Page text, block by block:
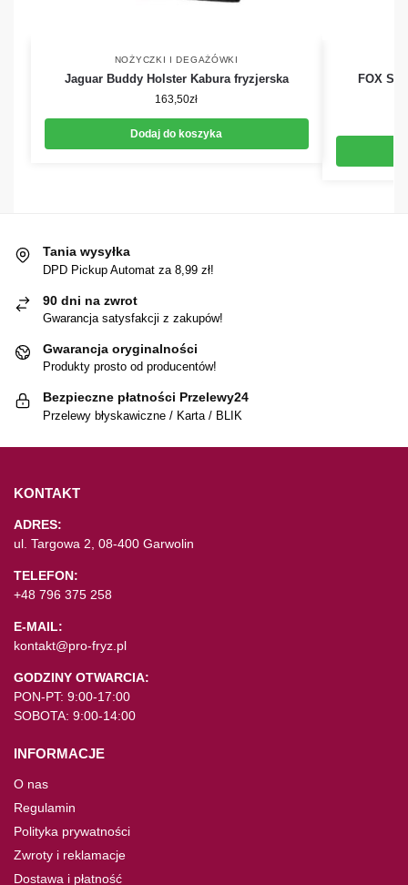
NOŻYCZKI I DEGAŻÓWKI
Jaguar Buddy Holster Kabura fryzjerska
163,50zł
Dodaj do koszyka
FOX
Tania wysyłka
DPD Pickup Automat za 8,99 zł!
90 dni na zwrot
Gwarancja satysfakcji z zakupów!
Gwarancja oryginalności
Produkty prosto od producentów!
Bezpieczne płatności Przelewy24
Przelewy błyskawiczne / Karta / BLIK
KONTAKT
ADRES:
ul. Targowa 2, 08-400 Garwolin
TELEFON:
+48 796 375 258
E-MAIL:
kontakt@pro-fryz.pl
GODZINY OTWARCIA:
PON-PT: 9:00-17:00
SOBOTA: 9:00-14:00
INFORMACJE
O nas
Regulamin
Polityka prywatności
Zwroty i reklamacje
Dostawa i płatność